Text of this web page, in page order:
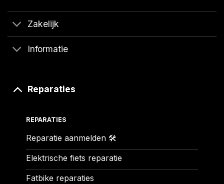
Zakelijk
Informatie
Reparaties
REPARATIES
Reparatie aanmelden 🛠️
Elektrische fiets reparatie
Fatbike reparaties